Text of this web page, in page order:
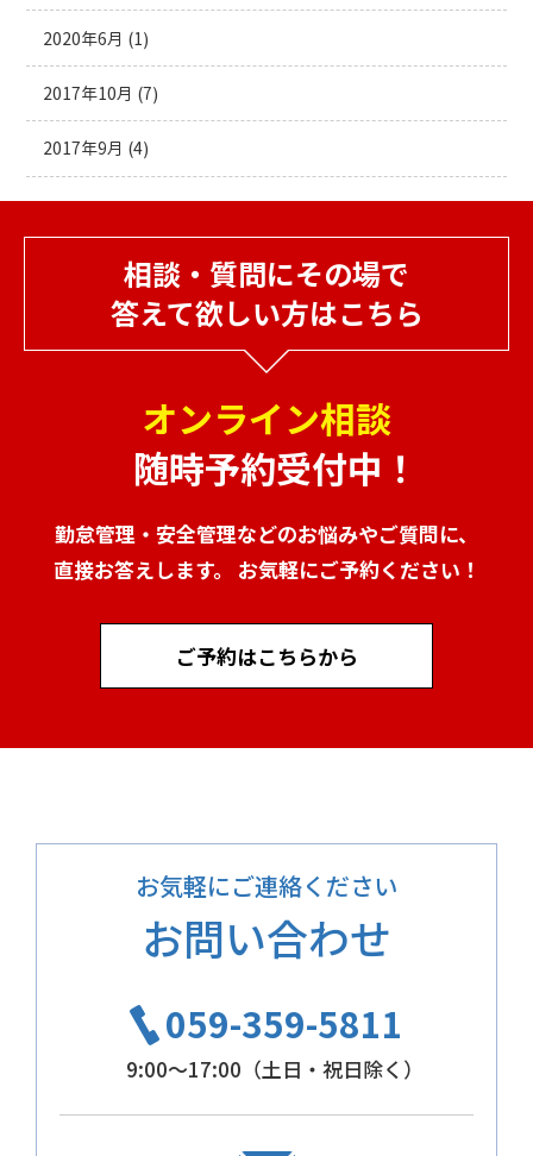
2020年6月 (1)
2017年10月 (7)
2017年9月 (4)
相談・質問にその場で
答えて欲しい方はこちら
オンライン相談
随時予約受付中！
勤怠管理・安全管理などのお悩みやご質問に、
直接お答えします。 お気軽にご予約ください！
ご予約はこちらから
お気軽にご連絡ください
お問い合わせ
059-359-5811
9:00～17:00（土日・祝日除く）